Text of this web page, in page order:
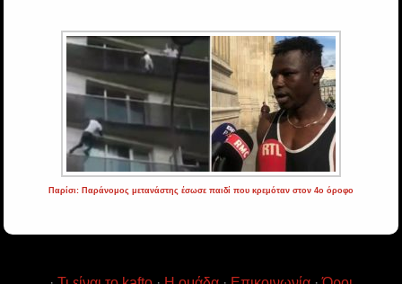
Παρίσι: Παράνομος μετανάστης έσωσε παιδί που κρεμόταν στον 4ο όροφο